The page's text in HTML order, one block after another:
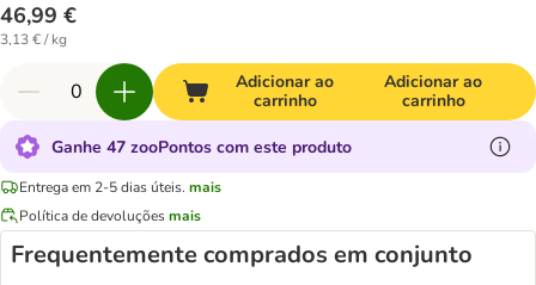
46,99 €
3,13 € / kg
Adicionar ao
carrinho
Adicionar ao
carrinho
Ganhe 47 zooPontos com este produto
Entrega em 2-5 dias úteis. mais
Política de devoluçõesmais
Frequentemente comprados em conjunto